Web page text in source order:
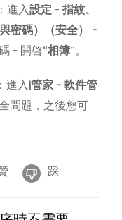
進入設定-指紋、
密碼）（安全） -
- 開啓“相簿”。
進入i管家-軟件管
問題，之後您可
踩